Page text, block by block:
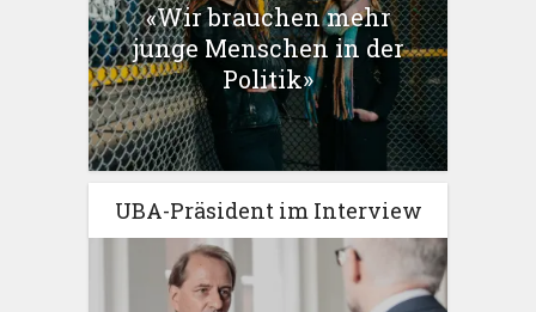
«Wir brauchen mehr
junge Menschen in der
Politik»
UBA-Präsident im Interview